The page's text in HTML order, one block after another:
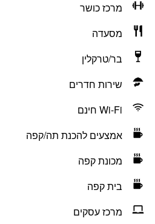
מרכז כושר
מסעדה
בר/טרקלין
שירות חדרים
Wi-Fi חינם
אמצעים להכנת תה/קפה
מכונת קפה
בית קפה
מרכז עסקים